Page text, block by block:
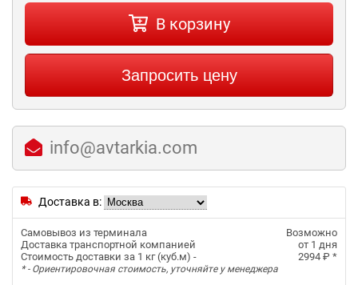
В корзину
Запросить цену
info@avtarkia.com
Доставка в:
Самовывоз из терминала
Возможно
Доставка транспортной компанией
от 1 дня
Стоимость доставки за 1 кг (куб.м) -
2994 ₽ *
* - Ориентировочная стоимость, уточняйте у менеджера